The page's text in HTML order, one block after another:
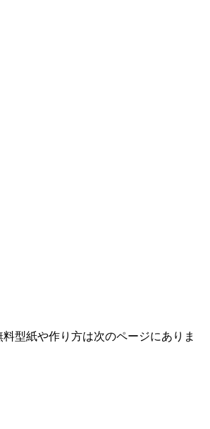
型紙や作り方は次のページにありま